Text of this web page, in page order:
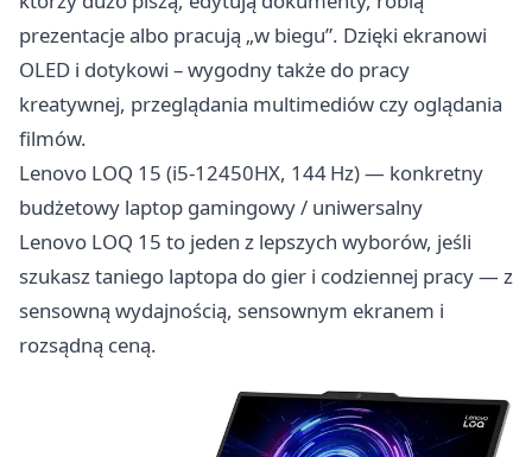
prezentacje albo pracują „w biegu”. Dzięki ekranowi
OLED i dotykowi – wygodny także do pracy
kreatywnej, przeglądania multimediów czy oglądania
filmów.
Lenovo LOQ 15 (i5‑12450HX, 144 Hz) — konkretny
budżetowy laptop gamingowy / uniwersalny
Lenovo LOQ 15 to jeden z lepszych wyborów, jeśli
szukasz taniego laptopa do gier i codziennej pracy — z
sensowną wydajnością, sensownym ekranem i
rozsądną ceną.